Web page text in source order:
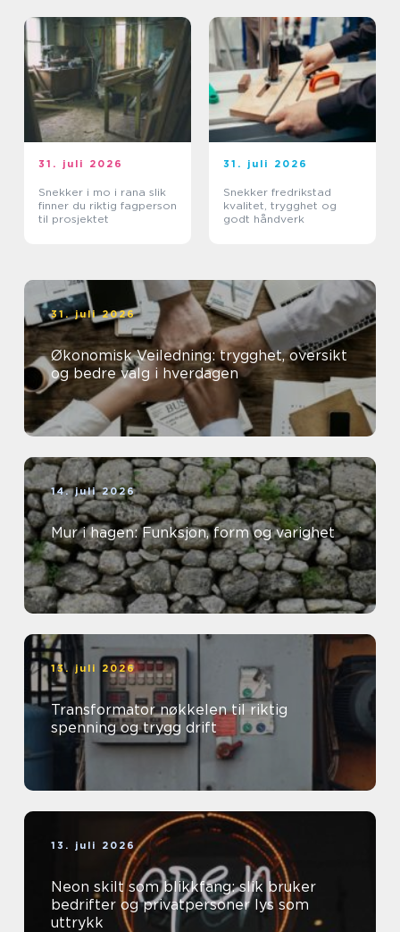
31. juli 2026
Snekker i mo i rana slik
finner du riktig fagperson
til prosjektet
31. juli 2026
Snekker fredrikstad
kvalitet, trygghet og
godt håndverk
31. juli 2026
Økonomisk Veiledning: trygghet, oversikt
og bedre valg i hverdagen
14. juli 2026
Mur i hagen: Funksjon, form og varighet
13. juli 2026
Transformator nøkkelen til riktig
spenning og trygg drift
13. juli 2026
Neon skilt som blikkfang: slik bruker
bedrifter og privatpersoner lys som
uttrykk